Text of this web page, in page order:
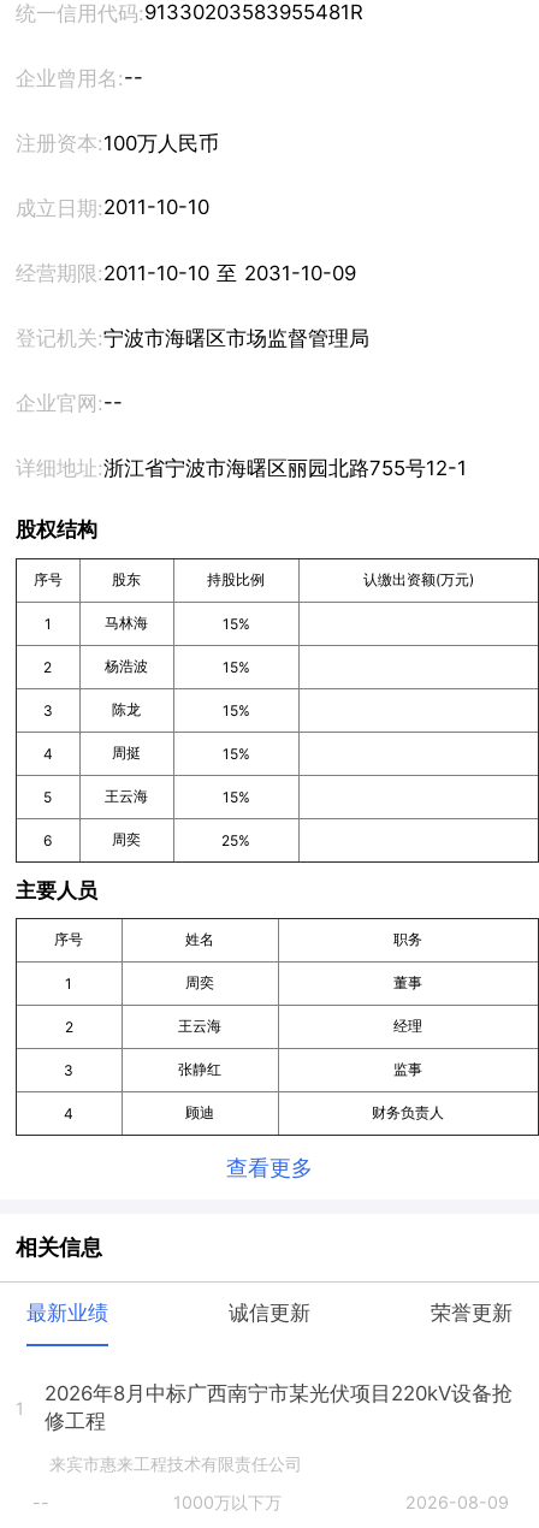
统一信用代码:91330203583955481R
企业曾用名:--
注册资本:100万人民币
成立日期:2011-10-10
经营期限: 2011-10-10 至 2031-10-09
登记机关:宁波市海曙区市场监督管理局
企业官网:--
详细地址:浙江省宁波市海曙区丽园北路755号12-1
股权结构
序号 股东 持股比例 认缴出资额(万元)
1 马林海 15%
2 杨浩波 15%
3 陈龙 15%
4 周挺 15%
5 王云海 15%
6 周奕 25%
主要人员
序号 姓名 职务
1 周奕 董事
2 王云海 经理
3 张静红 监事
4 顾迪 财务负责人
查看更多
相关信息
最新业绩 诚信更新 荣誉更新
1
2026年8月中标广西南宁市某光伏项目220kV设备抢
修工程
来宾市惠来工程技术有限责任公司
--
1000万以下万 2026-08-09